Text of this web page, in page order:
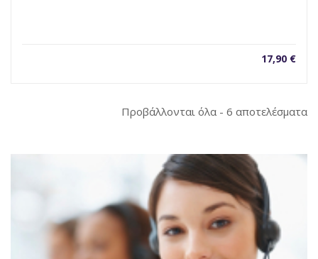
17,90 €
Προβάλλονται όλα - 6 αποτελέσματα